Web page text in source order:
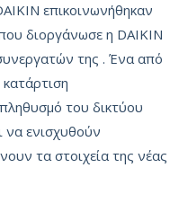
επικοινωνήθηκαν
διοργάνωσε η DAIKIN
της . Ένα από
του δικτύου
να ενισχυθούν
τα στοιχεία της νέας